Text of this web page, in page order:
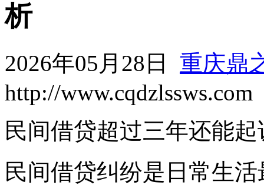
析
2026年05月28日 重庆鼎
http://www.cqdzlssws.com
民间借贷超过三年还能
民间借贷纠纷是日常生